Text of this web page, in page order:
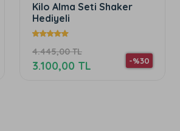
2026 Paket 1 - Shaker
Hediyeli
3.800,00 TL
-%25
2.850,00 TL